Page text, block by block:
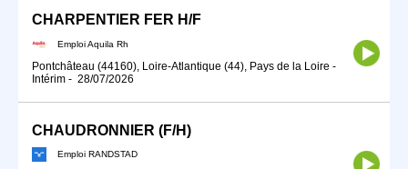
CHARPENTIER FER H/F
Emploi Aquila Rh
Pontchâteau (44160), Loire-Atlantique (44), Pays de la Loire -
Intérim - 28/07/2026
CHAUDRONNIER (F/H)
Emploi RANDSTAD